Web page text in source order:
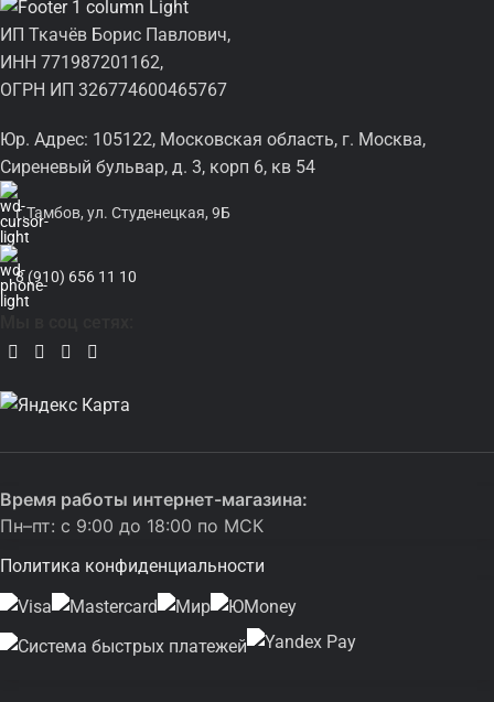
ИП Ткачёв Борис Павлович,
ИНН 771987201162,
ОГРН ИП 326774600465767
Юр. Адрес: 105122, Московская область, г. Москва,
Сиреневый бульвар, д. 3, корп 6, кв 54
г.Тамбов, ул. Студенецкая, 9Б
8 (910) 656 11 10
Время работы интернет-магазина:
Пн–пт: с 9:00 до 18:00 по МСК
Политика конфиденциальности